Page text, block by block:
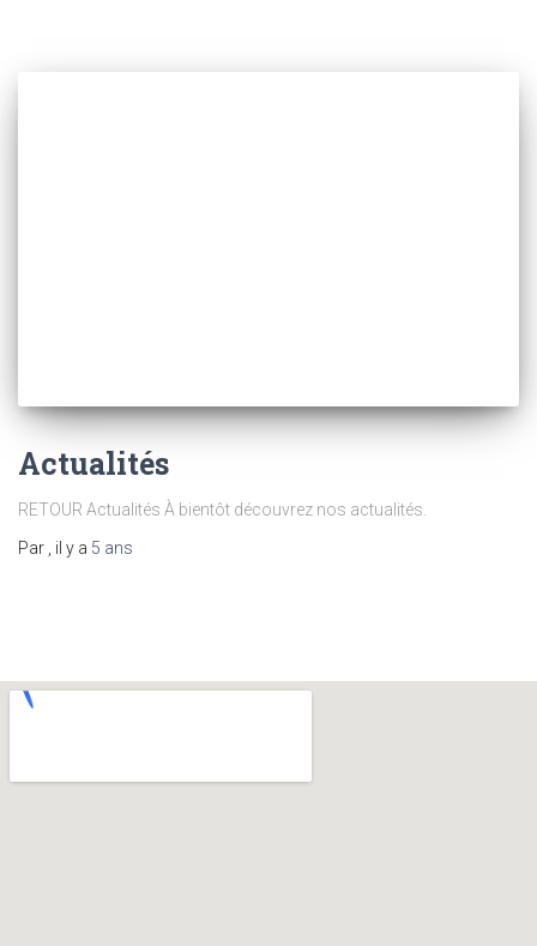
Actualités
RETOUR Actualités À bientôt découvrez nos actualités.
Par
, il y a 5 ans